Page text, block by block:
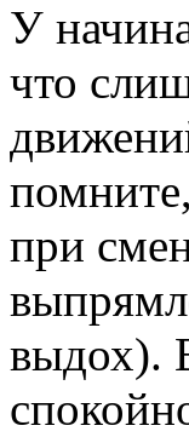
У
что
при
выдох).